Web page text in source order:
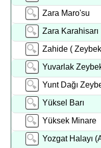
Zara Maro'su
Zara Karahisarı
Zahide (
Yuvarlak
Yunt Dağı
Yüksel Barı
Yüksek Minare
Yozgat Halayı